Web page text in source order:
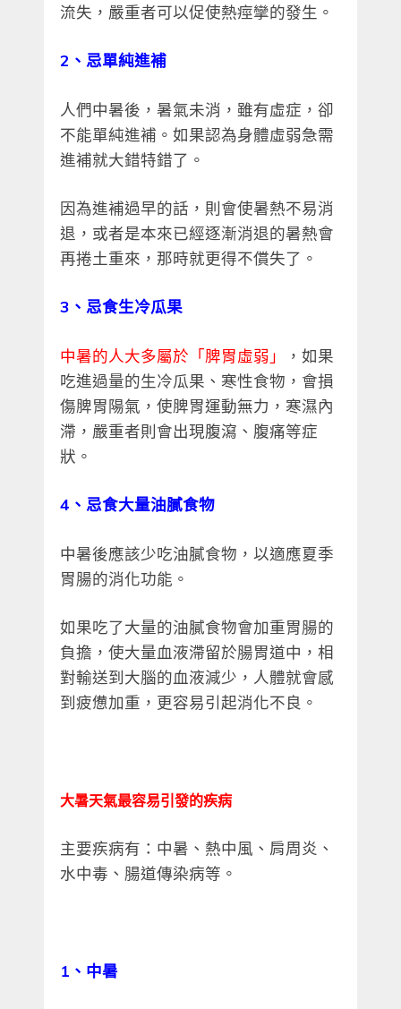
流失，嚴重者可以促使熱痙攣的發生。
2 、忌單純進補
人們中暑後，暑氣未消，雖有虛症，卻
不能單純進補。如果認為身體虛弱急需
進補就大錯特錯了。
因為進補過早的話，則會使暑熱不易消
退，或者是本來已經逐漸消退的暑熱會
再捲土重來，那時就更得不償失了。
3 、忌食生冷瓜果
中暑的人大多屬於「脾胃虛弱」
，如果
吃進過量的生冷瓜果、寒性食物，會損
傷脾胃陽氣，使脾胃運動無力，寒濕內
滯，嚴重者則會出現腹瀉、腹痛等症
狀。
4 、忌食大量油膩食物
中暑後應該少吃油膩食物，以適應夏季
胃腸的消化功能。
如果吃了大量的油膩食物會加重胃腸的
負擔，使大量血液滯留於腸胃道中，相
對輸送到大腦的血液減少，人體就會感
到疲憊加重，更容易引起消化不良。
大暑天氣最容易引發的疾病
主要疾病有：中暑、熱中風、肩周炎、
水中毒、腸道傳染病等。
1 、中暑